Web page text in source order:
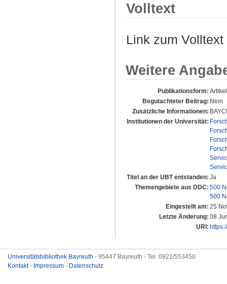
Volltext
Link zum
Weitere
Publikationsform:
Begutachteter Beitrag: Nein
Zusätzliche Informationen:
Institutionen der Universität:
Titel an der UBT entstanden: Ja
Themengebiete aus DDC: 500
500
Eingestellt am: 25
Letzte Änderung: 08
URI:
Universitätsbibliothek Bayreuth - 95447 Bayreuth - Tel. 0921/553450
Kontakt- Impressum - Datenschutz